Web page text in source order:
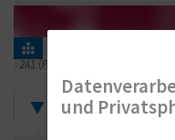
241 (Plasmaproteine)
Zertifikate
und